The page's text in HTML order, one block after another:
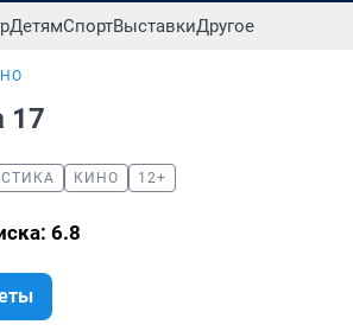
ДетямСпортВыставкиДругое
17
КИНО 12+
6.8